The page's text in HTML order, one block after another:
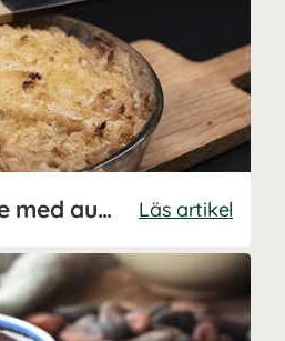
Vegansk Janssons frestelse med aubergine Läs artikel